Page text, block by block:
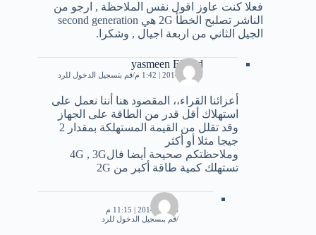
فعلا كنت عاوز اقول نفس الملاحظة , ارجو من
الناشر تصلبح الخطأ 2G هي second generation
الجيل الثاني من اربعة اجيال , وشكرا.
yasmeen Elsayd
3 يناير، 2014 | 1:42 م قم بتسجيل الدخول للرد
أعزائنا القراء،، المقصود هنا أننا نعمل على
استهلاك أقل قدر من الطاقة على الجهاز
وقد تقلل من القيمة المستهلكة بمقدار 2
جيجا مثلا أو أكثر
وملاحظتكم صحيحة أيضا فال4G , 3G
تستهلك كمية طاقة أكبر من 2G
محمد
6 يناير، 2014 | 11:15 م
قم بتسجيل الدخول للرد